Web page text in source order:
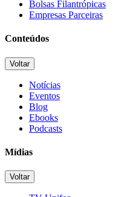
Bolsas Filantrópicas
Empresas Parceiras
Conteúdos
Voltar
Notícias
Eventos
Blog
Ebooks
Podcasts
Mídias
Voltar